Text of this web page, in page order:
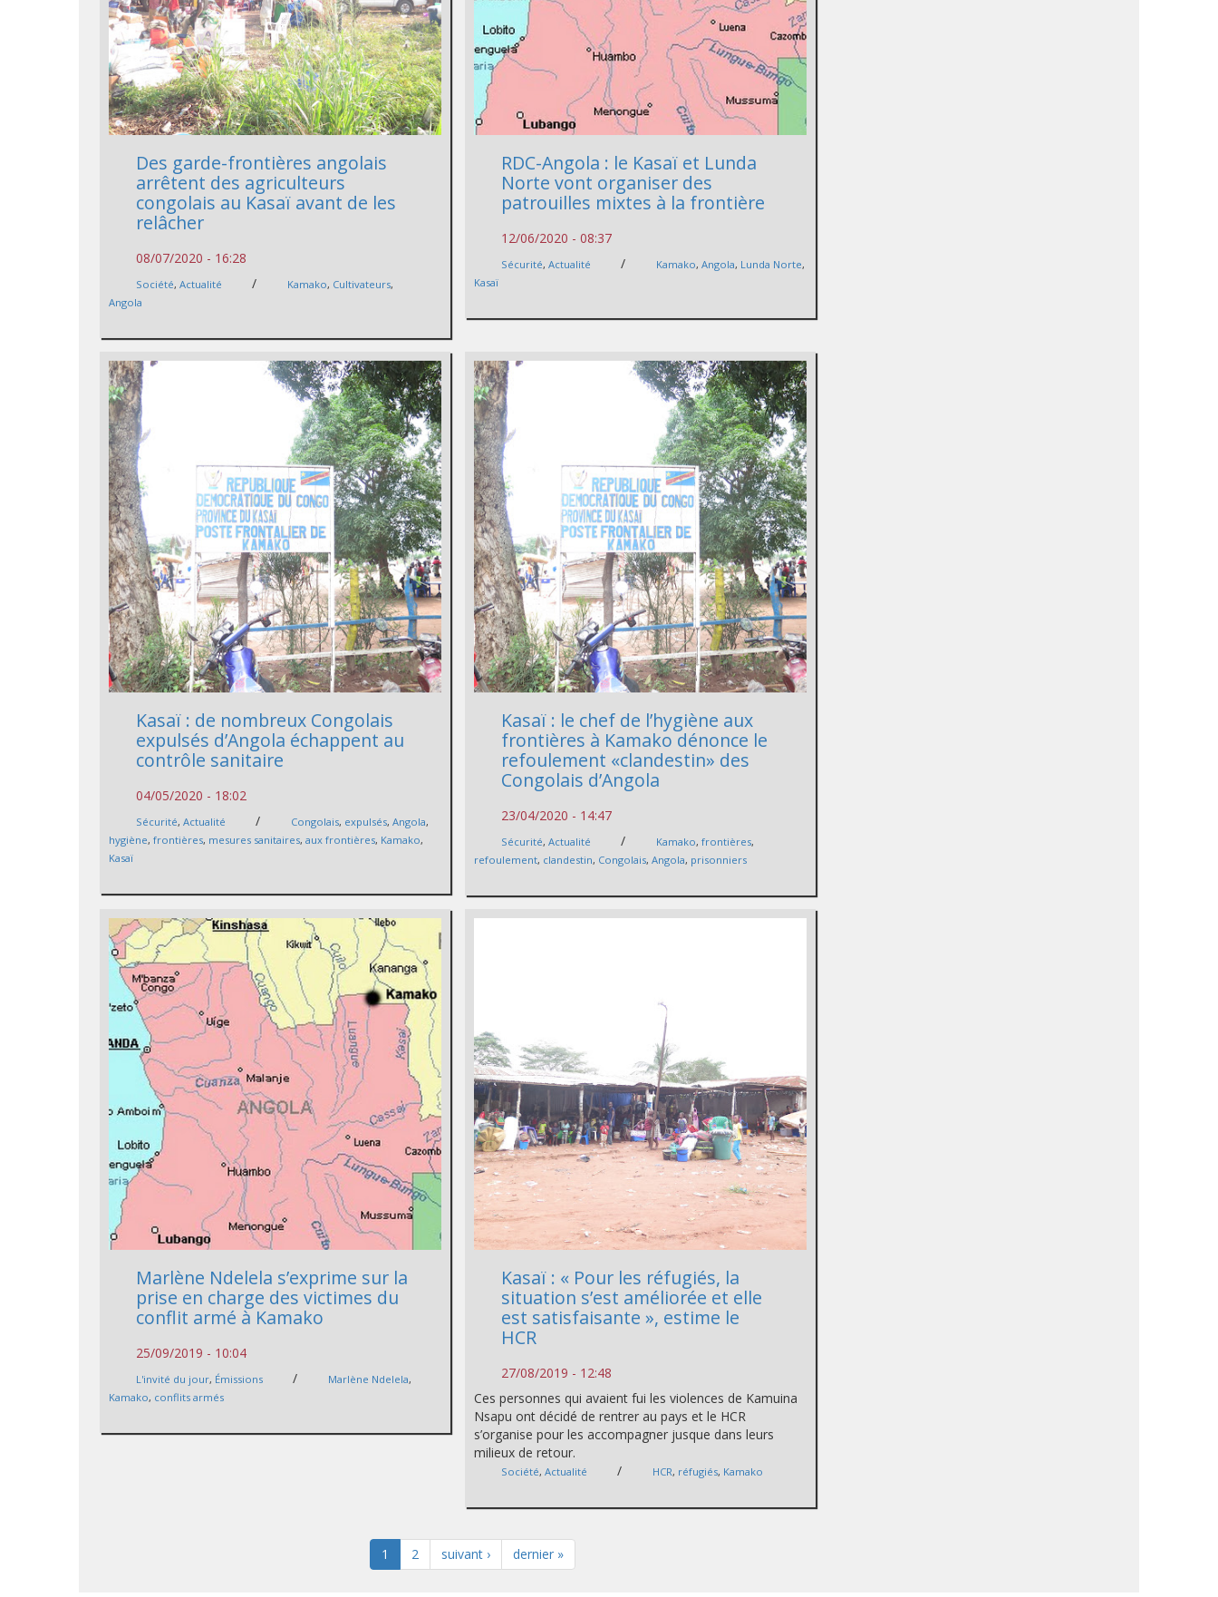
Des garde-frontières angolais
arrêtent des agriculteurs
congolais au Kasaï avant de les
relâcher
08/07/2020 - 16:28
Société,Actualité / Kamako, Cultivateurs,
Angola
RDC-Angola : le Kasaï et Lunda
Norte vont organiser des
patrouilles mixtes à la frontière
12/06/2020 - 08:37
Sécurité,Actualité / Kamako,Angola, Lunda Norte,
Kasaï
Kasaï : de nombreux Congolais
expulsés d’Angola échappent au
contrôle sanitaire
04/05/2020 - 18:02
Sécurité,Actualité / Congolais, expulsés,Angola,
hygiène,frontières, mesures sanitaires,aux frontières, Kamako,
Kasaï
Kasaï : le chef de l’hygiène aux
frontières à Kamako dénonce le
refoulement «clandestin» des
Congolais d’Angola
23/04/2020 - 14:47
Sécurité,Actualité / Kamako,frontières,
refoulement, clandestin, Congolais,Angola, prisonniers
Marlène Ndelela s’exprime sur la
prise en charge des victimes du
conflit armé à Kamako
25/09/2019 - 10:04
L'invité du jour, Émissions / Marlène Ndelela,
Kamako, conflits armés
Kasaï : « Pour les réfugiés, la
situation s’est améliorée et elle
est satisfaisante », estime le
HCR
27/08/2019 - 12:48
Ces personnes qui avaient fui les violences de Kamuina
Nsapu ont décidé de rentrer au pays et le HCR
s’organise pour les accompagner jusque dans leurs
milieux de retour.
Société,Actualité / HCR, réfugiés, Kamako
1 2 suivant › dernier »